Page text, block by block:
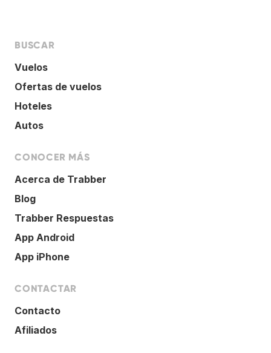
BUSCAR
Vuelos
Ofertas de vuelos
Hoteles
Autos
CONOCER MÁS
Acerca de Trabber
Blog
Trabber Respuestas
App Android
App iPhone
CONTACTAR
Contacto
Afiliados